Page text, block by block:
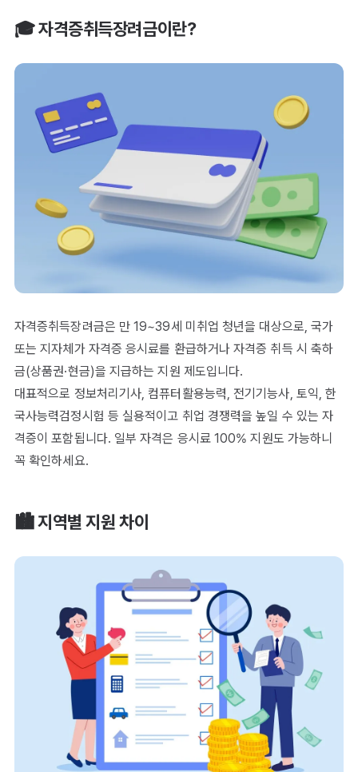
🎓 자격증취득장려금이란?
자격증취득장려금은 만 19~39세 미취업 청년을 대상으로, 국가
또는 지자체가 자격증 응시료를 환급하거나 자격증 취득 시 축하
금(상품권·현금)을 지급하는 지원 제도입니다.
대표적으로 정보처리기사, 컴퓨터활용능력, 전기기능사, 토익, 한
국사능력검정시험 등 실용적이고 취업 경쟁력을 높일 수 있는 자
격증이 포함됩니다. 일부 자격은 응시료 100% 지원도 가능하니
꼭 확인하세요.
🏙️ 지역별 지원 차이